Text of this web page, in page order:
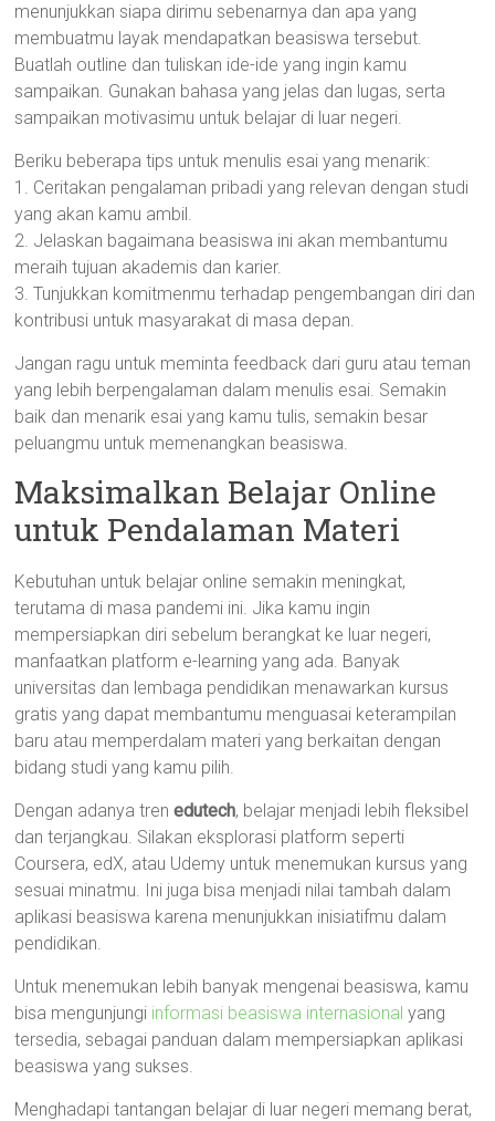
menunjukkan siapa dirimu sebenarnya dan apa yang
membuatmu layak mendapatkan beasiswa tersebut.
Buatlah outline dan tuliskan ide-ide yang ingin kamu
sampaikan. Gunakan bahasa yang jelas dan lugas, serta
sampaikan motivasimu untuk belajar di luar negeri.
Beriku beberapa tips untuk menulis esai yang menarik:
1. Ceritakan pengalaman pribadi yang relevan dengan studi
yang akan kamu ambil.
2. Jelaskan bagaimana beasiswa ini akan membantumu
meraih tujuan akademis dan karier.
3. Tunjukkan komitmenmu terhadap pengembangan diri dan
kontribusi untuk masyarakat di masa depan.
Jangan ragu untuk meminta feedback dari guru atau teman
yang lebih berpengalaman dalam menulis esai. Semakin
baik dan menarik esai yang kamu tulis, semakin besar
peluangmu untuk memenangkan beasiswa.
Maksimalkan Belajar Online
untuk Pendalaman Materi
Kebutuhan untuk belajar online semakin meningkat,
terutama di masa pandemi ini. Jika kamu ingin
mempersiapkan diri sebelum berangkat ke luar negeri,
manfaatkan platform e-learning yang ada. Banyak
universitas dan lembaga pendidikan menawarkan kursus
gratis yang dapat membantumu menguasai keterampilan
baru atau memperdalam materi yang berkaitan dengan
bidang studi yang kamu pilih.
Dengan adanya trenedutech, belajar menjadi lebih fleksibel
dan terjangkau. Silakan eksplorasi platform seperti
Coursera, edX, atau Udemy untuk menemukan kursus yang
sesuai minatmu. Ini juga bisa menjadi nilai tambah dalam
aplikasi beasiswa karena menunjukkan inisiatifmu dalam
pendidikan.
Untuk menemukan lebih banyak mengenai beasiswa, kamu
bisa mengunjungi informasi beasiswa internasional yang
tersedia, sebagai panduan dalam mempersiapkan aplikasi
beasiswa yang sukses.
Menghadapi tantangan belajar di luar negeri memang berat,